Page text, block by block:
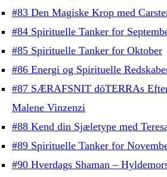
#83 Den Magiske Krop med
#84 Spirituelle Tanker for
#85 Spirituelle Tanker for Oktober
#86 Energi og Spirituelle
#87 SÆRAFSNIT dōTERRAs
Malene Vinzenzi
#88 Kend din Sjæletype med
#89 Spirituelle Tanker for
#90 Hverdags Shaman –